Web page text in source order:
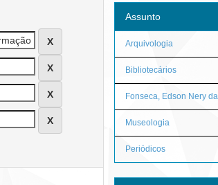
Assunto
Arquivologia
Bibliotecários
Fonseca, Edson Nery da
Museologia
Periódicos